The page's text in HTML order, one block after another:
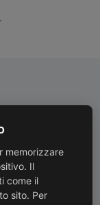
Gratuite
gratuite con
oltre 130 €
memorizzare
Il
come il
sito. Per